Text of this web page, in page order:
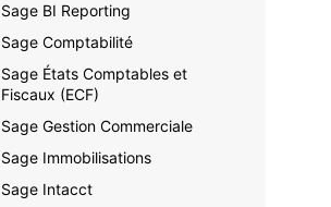
Sage BI Reporting
Sage Comptabilité
Sage États Comptables et
Fiscaux (ECF)
Sage Gestion Commerciale
Sage Immobilisations
Sage Intacct